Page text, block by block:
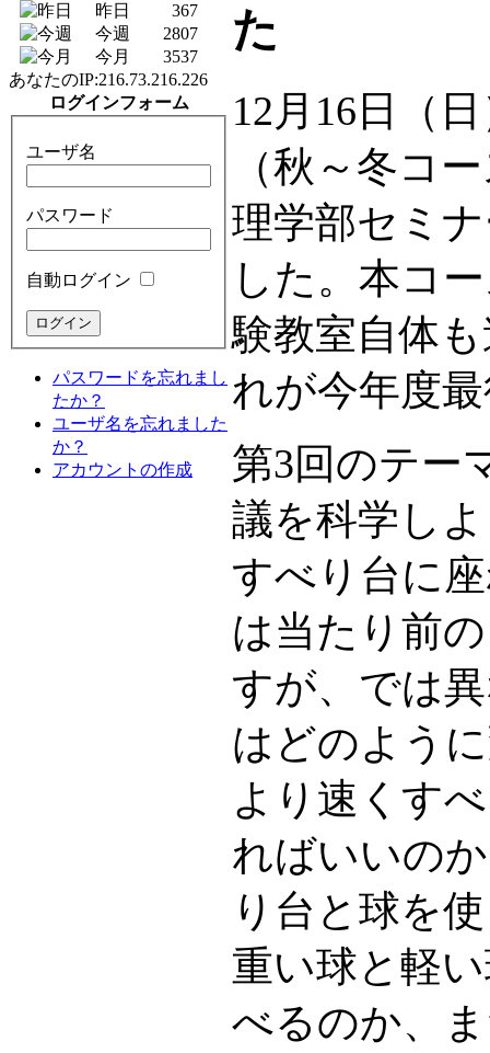
昨日
367
今週
2807
今月
3537
あなたのIP:216.73.216.226
ログインフォーム
ユーザ名
パスワード
自動ログイン
パスワードを忘れまし
たか？
ユーザ名を忘れました
か？
アカウントの作成
た
12月16日（
（秋～冬コ
理学部セミ
した。本コ
験教室自体
れが今年度
第3回のテー
議を科学し
すべり台に
は当たり前
すが、では
はどのよう
より速くす
ればいいの
り台と球を
重い球と軽
べるのか、